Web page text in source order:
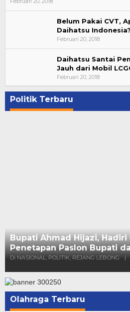
Belum Pakai CVT,
Daihatsu Indonesia?
Februari 20, 2018
Daihatsu Santai
Jauh dari Mobil
Februari 20, 2018
Politik Terbaru
Bupati Ahmad Hijazi, Hadiri
Penetapan Paslon Bupati
Di NASIONAL, POLITIK, REJANG LEBONG
Olahraga Terbaru